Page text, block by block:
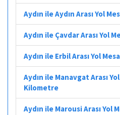
Aydın ile Aydın Arası Yol
Aydın ile Çavdar Arası Yol
Aydın ile Erbil Arası Yol
Aydın ile Manavgat Arası
Kilometre
Aydın ile Marousi Arası Yol